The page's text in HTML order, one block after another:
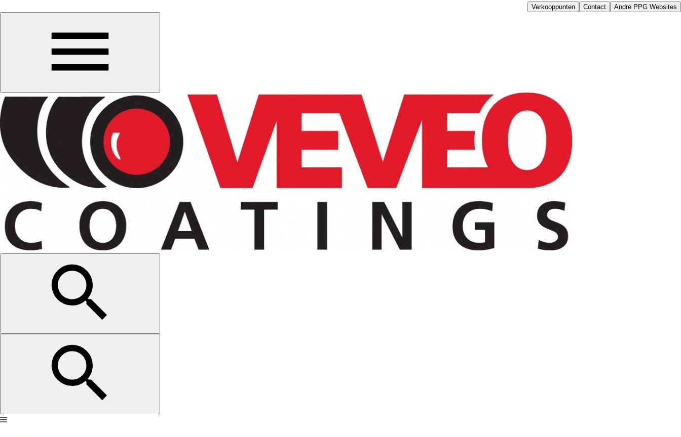
Verkooppunten Contact Andre PPG Websites